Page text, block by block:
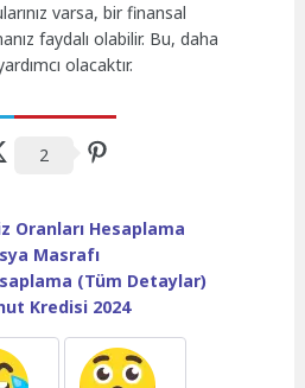
varsa, bir finansal
faydalı olabilir. Bu, daha
olacaktır.
2
Oranları Hesaplama
Masrafı
(Tüm Detaylar)
Kredisi 2024